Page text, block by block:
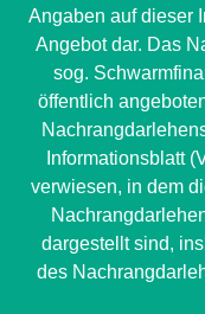
Angaben auf dieser
Angebot dar. Das
sog.
öffentlich
Informationsblatt
verwiesen, in dem
dargestellt sind,
des